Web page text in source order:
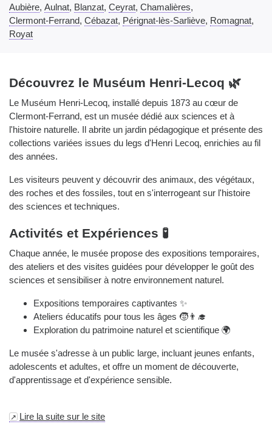
Aubière, Aulnat, Blanzat, Ceyrat, Chamalières,
Clermont-Ferrand, Cébazat, Pérignat-lès-Sarliève, Romagnat,
Royat
Découvrez le Muséum Henri-Lecoq 🌿
Le Muséum Henri-Lecoq, installé depuis 1873 au cœur de
Clermont-Ferrand, est un musée dédié aux sciences et à
l'histoire naturelle. Il abrite un jardin pédagogique et présente des
collections variées issues du legs d'Henri Lecoq, enrichies au fil
des années.
Les visiteurs peuvent y découvrir des animaux, des végétaux,
des roches et des fossiles, tout en s'interrogeant sur l'histoire
des sciences et techniques.
Activités et Expériences 🧪
Chaque année, le musée propose des expositions temporaires,
des ateliers et des visites guidées pour développer le goût des
sciences et sensibiliser à notre environnement naturel.
Expositions temporaires captivantes ✨
Ateliers éducatifs pour tous les âges 🧒👨‍🎓
Exploration du patrimoine naturel et scientifique 🌍
Le musée s'adresse à un public large, incluant jeunes enfants,
adolescents et adultes, et offre un moment de découverte,
d'apprentissage et d'expérience sensible.
Lire la suite sur le site